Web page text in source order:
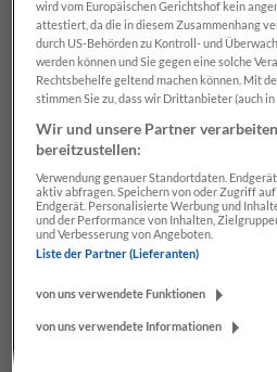
BESONDERE WERBEFORMEN
SCHNEEBERICHT
wird vom Europäischen Gerichtshof kein
attestiert, da die in diesem Zusammenhang
durch US-Behörden zu Kontroll- und
werden können und Sie gegen eine solche
Rechtsbehelfe geltend machen können. Mit
stimmen Sie zu, dass wir Drittanbieter (auch
Wir und unsere Partner
bereitzustellen:
Verwendung genauer Standortdaten.
aktiv abfragen. Speichern von oder Zugriff
Endgerät. Personalisierte Werbung und
und der Performance von Inhalten,
und Verbesserung von Angeboten.
Liste der Partner (Lieferanten)
von uns verwendete Funktionen
von uns verwendete Informationen